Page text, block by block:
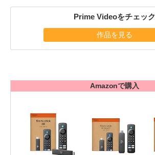
Prime Videoをチェック
作品を見る
Amazonで購入